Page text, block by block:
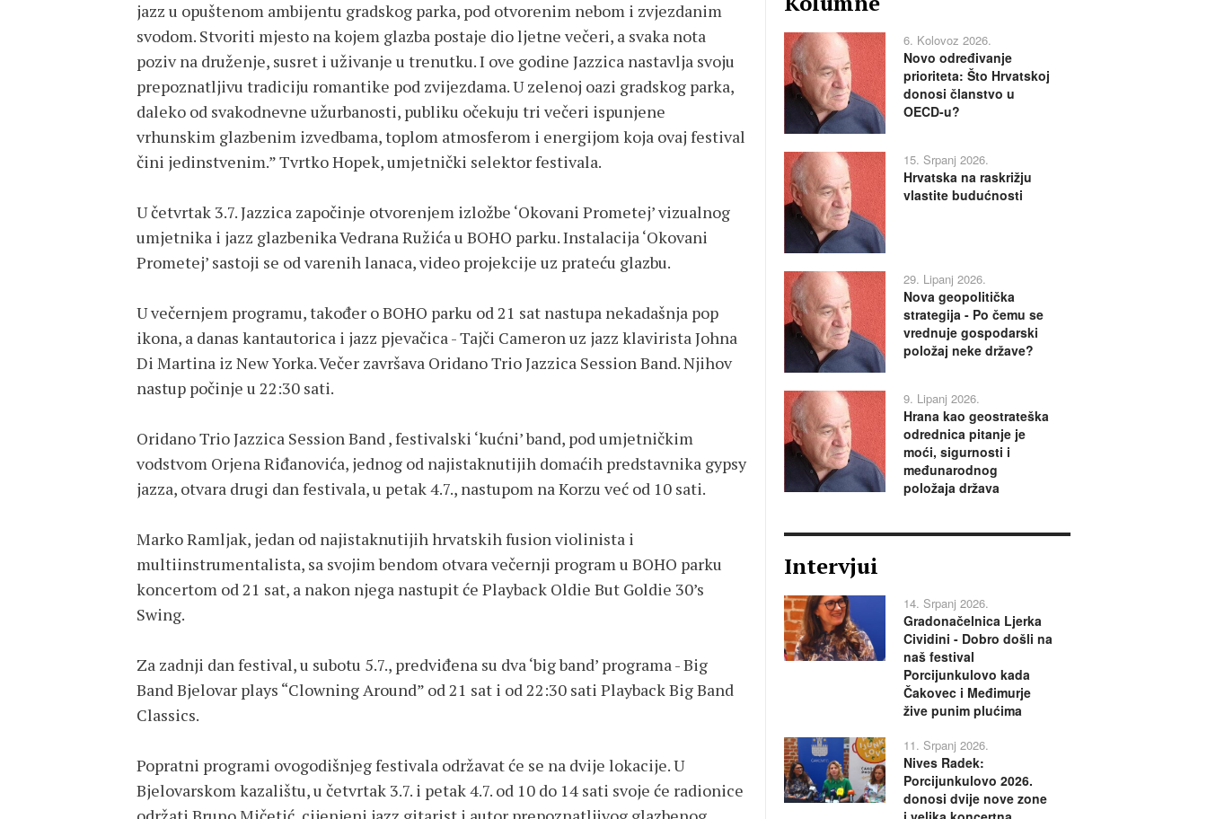
jazz u opuštenom ambijentu gradskog parka, pod otvorenim nebom i zvjezdanim
svodom. Stvoriti mjesto na kojem glazba postaje dio ljetne večeri, a svaka nota
poziv na druženje, susret i uživanje u trenutku. I ove godine Jazzica nastavlja svoju
prepoznatljivu tradiciju romantike pod zvijezdama. U zelenoj oazi gradskog parka,
daleko od svakodnevne užurbanosti, publiku očekuju tri večeri ispunjene
vrhunskim glazbenim izvedbama, toplom atmosferom i energijom koja ovaj festival
čini jedinstvenim.” Tvrtko Hopek, umjetnički selektor festivala.
U četvrtak 3.7. Jazzica započinje otvorenjem izložbe ‘Okovani Prometej’ vizualnog
umjetnika i jazz glazbenika Vedrana Ružića u BOHO parku. Instalacija ‘Okovani
Prometej’ sastoji se od varenih lanaca, video projekcije uz prateću glazbu.
U večernjem programu, također o BOHO parku od 21 sat nastupa nekadašnja pop
ikona, a danas kantautorica i jazz pjevačica - Tajči Cameron uz jazz klavirista Johna
Di Martina iz New Yorka. Večer završava Oridano Trio Jazzica Session Band. Njihov
nastup počinje u 22:30 sati.
Oridano Trio Jazzica Session Band , festivalski ‘kućni’ band, pod umjetničkim
vodstvom Orjena Riđanovića, jednog od najistaknutijih domaćih predstavnika gypsy
jazza, otvara drugi dan festivala, u petak 4.7., nastupom na Korzu već od 10 sati.
Marko Ramljak, jedan od najistaknutijih hrvatskih fusion violinista i
multiinstrumentalista, sa svojim bendom otvara večernji program u BOHO parku
koncertom od 21 sat, a nakon njega nastupit će Playback Oldie But Goldie 30’s
Swing.
Za zadnji dan festival, u subotu 5.7., predviđena su dva ‘big band’ programa - Big
Band Bjelovar plays “Clowning Around” od 21 sat i od 22:30 sati Playback Big Band
Classics.
Popratni programi ovogodišnjeg festivala održavat će se na dvije lokacije. U
Bjelovarskom kazalištu, u četvrtak 3.7. i petak 4.7. od 10 do 14 sati svoje će radionice
6. Kolovoz 2026.
Novo određivanje
prioriteta: Što Hrvatskoj
donosi članstvo u
OECD-u?
15. Srpanj 2026.
Hrvatska na raskrižju
vlastite budućnosti
29. Lipanj 2026.
Nova geopolitička
strategija - Po čemu se
vrednuje gospodarski
položaj neke države?
9. Lipanj 2026.
Hrana kao geostrateška
odrednica pitanje je
moći, sigurnosti i
međunarodnog
položaja država
Intervjui
14. Srpanj 2026.
Gradonačelnica Ljerka
Cividini - Dobro došli na
naš festival
Porcijunkulovo kada
Čakovec i Međimurje
žive punim plućima
11. Srpanj 2026.
Nives Radek:
Porcijunkulovo 2026.
donosi dvije nove zone